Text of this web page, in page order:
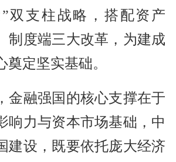
双支柱战略，搭配资产
制度端三大改革，为建成
奠定坚实基础。
金融强国的核心支撑在于
响力与资本市场基础，中
建设，既要依托庞大经济